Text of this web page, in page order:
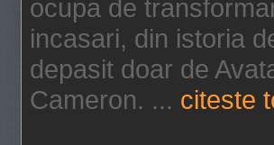
ocupa de
incasari, din istoria
depasit doar de
Cameron. ... citeste